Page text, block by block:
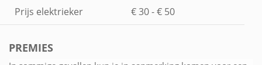
Prijs elektrieker € 30 - € 50
PREMIES